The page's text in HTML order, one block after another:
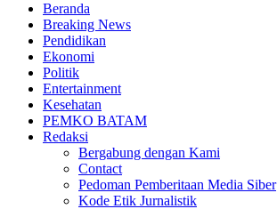
Beranda
Breaking News
Pendidikan
Ekonomi
Politik
Entertainment
Kesehatan
PEMKO BATAM
Redaksi
Bergabung dengan Kami
Contact
Pedoman Pemberitaan Media Siber
Kode Etik Jurnalistik